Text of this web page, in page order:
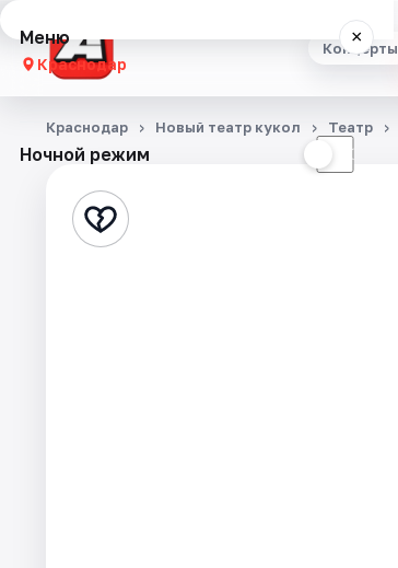
Концерты
Меню ×
Краснодар
Концерты
Стендап
Ночной режим ☾
Краснодар Новый театр кукол Театр